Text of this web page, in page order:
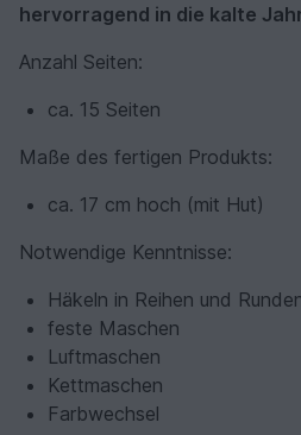
hervorragend in die kalte
Anzahl Seiten:
ca. 15 Seiten
Maße des fertigen Produkts:
ca. 17 cm hoch (mit Hut)
Notwendige Kenntnisse:
Häkeln in Reihen und
feste Maschen
Luftmaschen
Kettmaschen
Farbwechsel